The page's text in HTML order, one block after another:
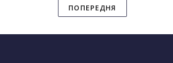
ПОПЕРЕДНЯ